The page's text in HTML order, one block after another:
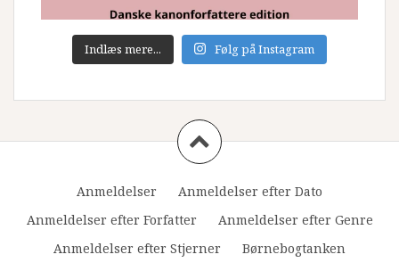
Indlæs mere... Følg på Instagram
Anmeldelser
Anmeldelser efter Dato
Anmeldelser efter Forfatter
Anmeldelser efter Genre
Anmeldelser efter Stjerner
Børnebogtanken